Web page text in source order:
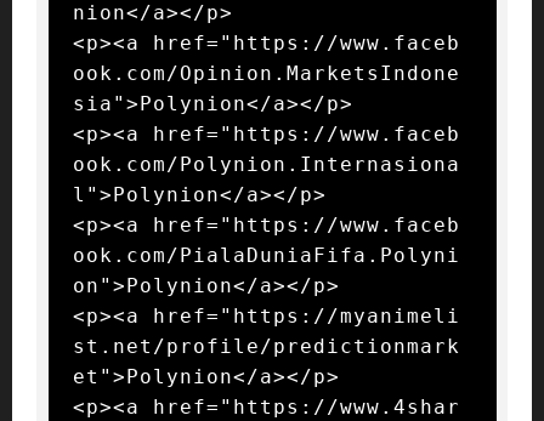
nion</a></p>
<p><a href="https://www.faceb
ook.com/Opinion.MarketsIndone
sia">Polynion</a></p>
<p><a href="https://www.faceb
ook.com/Polynion.Internasiona
l">Polynion</a></p>
<p><a href="https://www.faceb
ook.com/PialaDuniaFifa.Polyni
on">Polynion</a></p>
<p><a href="https://myanimeli
st.net/profile/predictionmark
et">Polynion</a></p>
<p><a href="https://www.4shar